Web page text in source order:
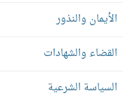
الأيمان والنذور
القضاء والشهادات
السياسة الشرعية